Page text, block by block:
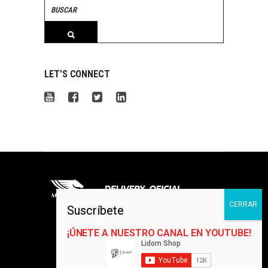
Search
for:
LET’S CONNECT
©2022. TODOS LOS DERECHOS RESERVADOS.
Contáctanos
¡ÚNETE A NUESTRO CANAL EN YOUTUBE!